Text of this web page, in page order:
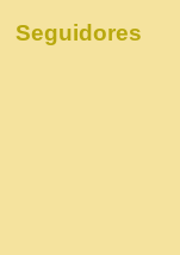
Seguidores